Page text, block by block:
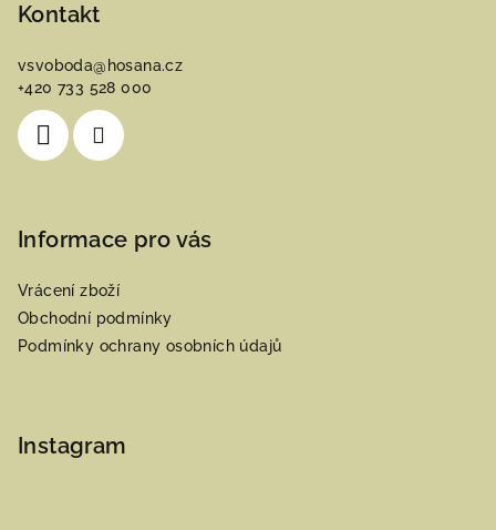
Kontakt
vsvoboda@ hosana.cz
+420 733 528 000
Informace pro vás
Vrácení zboží
Obchodní podmínky
Podmínky ochrany osobních údajů
Instagram